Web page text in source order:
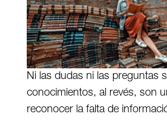
Ni las dudas ni las preguntas
conocimientos, al revés, son
reconocer la falta de